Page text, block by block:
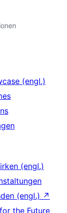
(engl.)
(engl.)
(engl.) ↗
the Future